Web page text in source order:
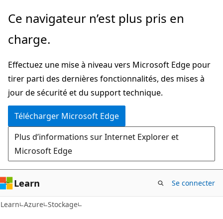
Passer
directement
au
principal
Ce navigateur n’est plus pris en
charge.
Effectuez une mise à niveau vers Microsoft Edge pour
tirer parti des dernières fonctionnalités, des mises à
jour de sécurité et du support technique.
Télécharger Microsoft Edge
Plus d’informations sur Internet Explorer et
Microsoft Edge
Learn Se connecter
Learn Azure Stockage